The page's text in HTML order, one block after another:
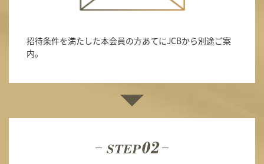
招待条件を満たした本会員の方あてにJCBから別途ご案
内。